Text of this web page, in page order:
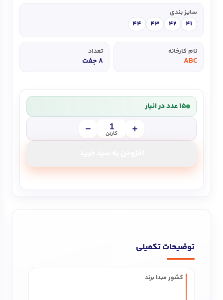
سایز بندی
41
42
43
44
نام کارخانه
ABC
تعداد
8 جفت
15 عدد در انبار
کارتن
توضیحات تکمیلی
کشور مبدا برند